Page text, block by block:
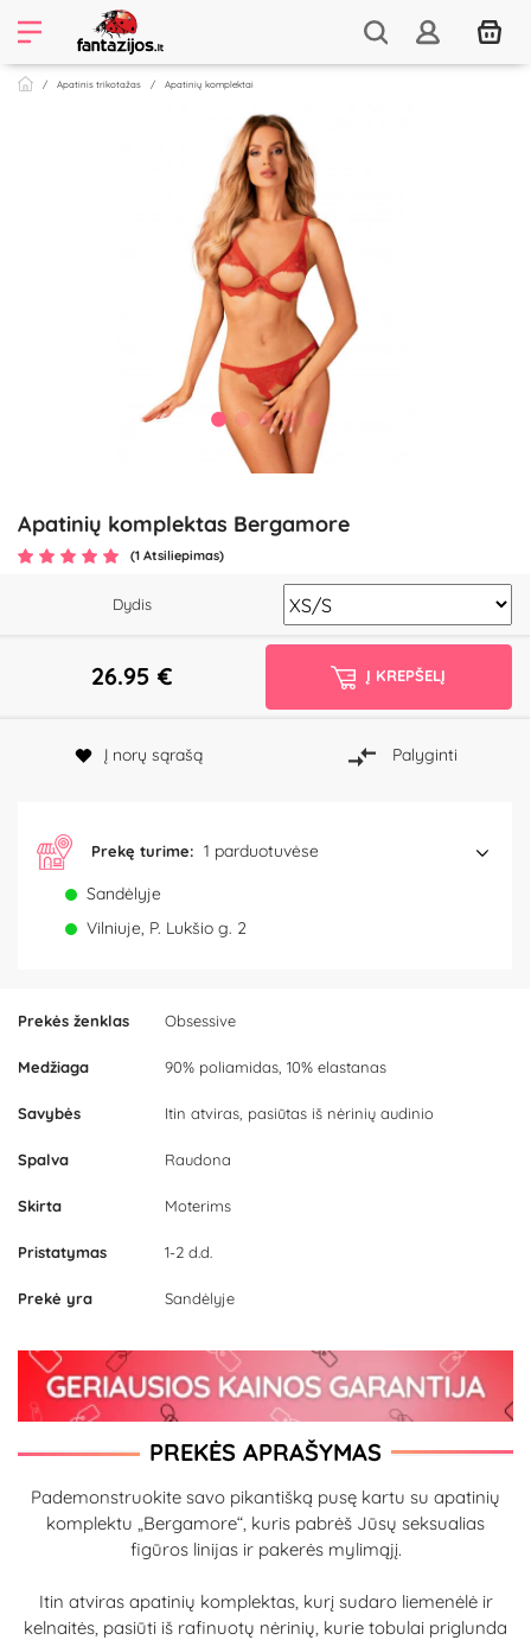
Apatinis trikotažas Apatinių komplektai
Apatinių komplektas Bergamore
(1 Atsiliepimas)
Prekės ženklas Obsessive
Medžiaga 90% poliamidas, 10% elastanas
Savybės Itin atviras, pasiūtas iš nėrinių audinio
Spalva Raudona
Skirta Moterims
Pristatymas 1-2 d.d.
Prekė yra Sandėlyje
Dydis
26.95 € Į KREPŠELĮ
Į norų sąrašą Palyginti
Prekę turime: 1 parduotuvėse
Sandėlyje
Vilniuje, P. Lukšio g. 2
PREKĖS APRAŠYMAS
Pademonstruokite savo pikantišką pusę kartu su apatinių
komplektu „Bergamore“, kuris pabrėš Jūsų seksualias
figūros linijas ir pakerės mylimąjį.
Itin atviras apatinių komplektas, kurį sudaro liemenėlė ir
kelnaitės, pasiūti iš rafinuotų nėrinių, kurie tobulai priglunda